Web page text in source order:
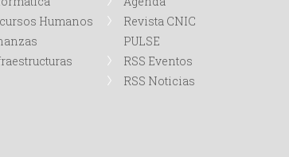
Humanos
Revista CNIC
PULSE
RSS Eventos
RSS Noticias